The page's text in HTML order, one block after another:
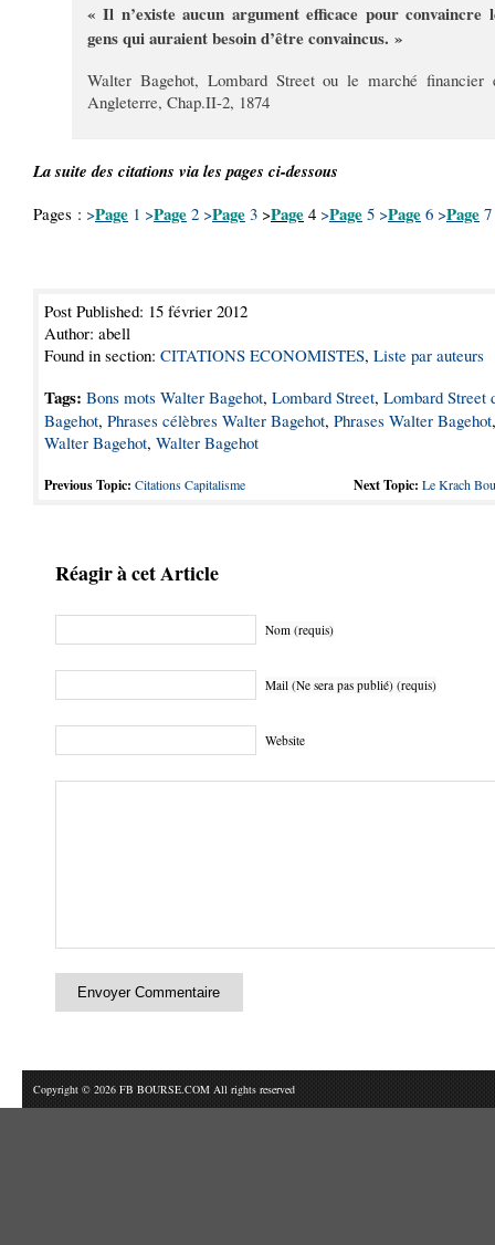
« Il n’existe aucun argument efficace pour convaincre
gens qui auraient besoin d’être convaincus. »
Walter Bagehot, Lombard Street ou le marché financier
Angleterre, Chap.II-2, 1874
La suite des citations via les pages ci-dessous
Pages : >Page 1 >Page 2 >Page 3 >Page 4 >Page 5 >Page 6 >Page 7
Post Published: 15 février 2012
Author: abell
Found in section: CITATIONS ECONOMISTES, Liste par auteurs
Tags: Bons mots Walter Bagehot, Lombard Street, Lombard Street
Bagehot, Phrases célèbres Walter Bagehot, Phrases Walter Bagehot
Walter Bagehot, Walter Bagehot
Previous Topic: Citations Capitalisme Next Topic: Le Krach
Réagir à cet Article
Nom (requis)
Mail (Ne sera pas publié) (requis)
Website
Copyright © 2026 FB BOURSE.COM All rights reserved